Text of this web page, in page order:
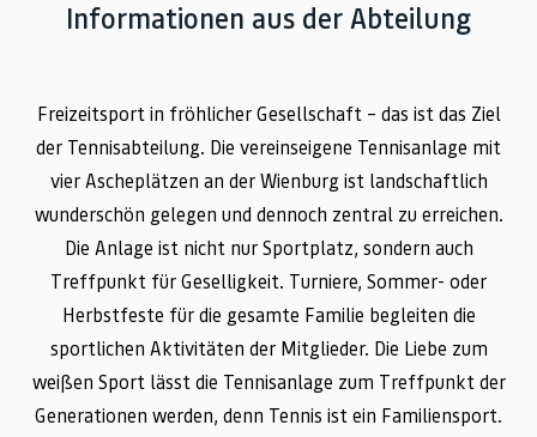
Informationen aus der Abteilung
Freizeitsport in fröhlicher Gesellschaft – das ist das Ziel
der Tennisabteilung. Die vereinseigene Tennisanlage mit
vier Ascheplätzen an der Wienburg ist landschaftlich
wunderschön gelegen und dennoch zentral zu erreichen.
Die Anlage ist nicht nur Sportplatz, sondern auch
Treffpunkt für Geselligkeit. Turniere, Sommer- oder
Herbstfeste für die gesamte Familie begleiten die
sportlichen Aktivitäten der Mitglieder. Die Liebe zum
weißen Sport lässt die Tennisanlage zum Treffpunkt der
Generationen werden, denn Tennis ist ein Familiensport.